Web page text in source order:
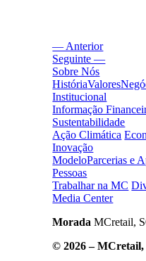
— Anterior
Seguinte —
Sobre Nós
HistóriaValores
Institucional
Informação
Sustentabilidade
Ação Climática
Inovação
ModeloParcerias e
Pessoas
Trabalhar na MC
Media Center
Morada MCretail,
© 2026 – MCretail,